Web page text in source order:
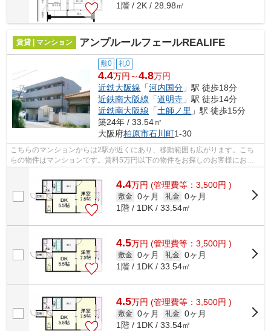
1階 / 2K / 28.98㎡
賃貸 | マンション アンプルールフェールREALIFE
敷0 礼0
4.4万円～4.8万円
近鉄大阪線 「河内国分 」駅 徒歩18分
近鉄南大阪線 「道明寺 」駅 徒歩14分
近鉄南大阪線 「土師ノ里 」駅 徒歩15分
築24年 / 33.54㎡
大阪府柏原市石川町1-30
こちらのマンションからは2駅が近くにあり、移動範囲も広がります。こち
らの物件はマンションです。賃料5万円以下の物件をお探しのお客様におす
すめです。こだわりポイント満載のアン...
4.4万円 (管理費等：3,500円 )
敷金 0ヶ月 礼金 0ヶ月
1階 / 1DK / 33.54㎡
4.5万円 (管理費等：3,500円 )
敷金 0ヶ月 礼金 0ヶ月
1階 / 1DK / 33.54㎡
4.5万円 (管理費等：3,500円 )
敷金 0ヶ月 礼金 0ヶ月
1階 / 1DK / 33.54㎡